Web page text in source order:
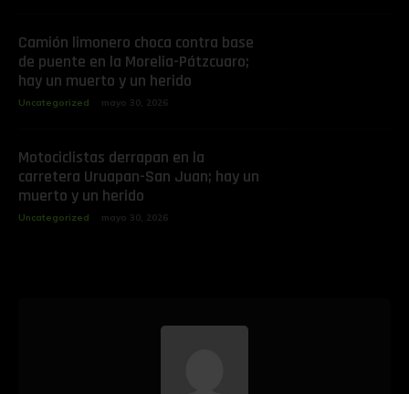
Camión limonero choca contra base
de puente en la Morelia-Pátzcuaro;
hay un muerto y un herido
Uncategorized mayo 30, 2026
Motociclistas derrapan en la
carretera Uruapan-San Juan; hay un
muerto y un herido
Uncategorized mayo 30, 2026